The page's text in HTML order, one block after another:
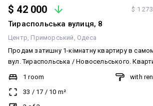
$ 42 000 $ 1
Тираспольська вулиця, 8
Центр Приморський Одеса
Продам затишну 1-кімнатну квартиру в
вул. Тираспольська / Новосельського. Квартира розташована
на комфортному 2 поверсі. Правильне
простора спальня та окрема кухня. У спальні
чому в кімнаті багато природного світла,
1 room
33 / 17 / 10 m²
with